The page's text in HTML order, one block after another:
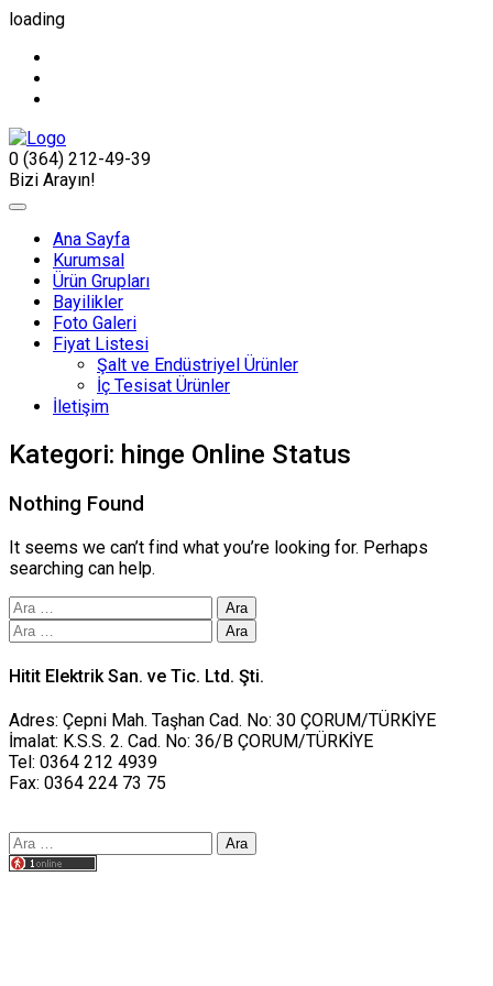
loading
0 (364) 212-49-39
Bizi Arayın!
Ana Sayfa
Kurumsal
Ürün Grupları
Bayilikler
Foto Galeri
Fiyat Listesi
Şalt ve Endüstriyel Ürünler
İç Tesisat Ürünler
İletişim
Kategori: hinge Online Status
Nothing Found
It seems we can’t find what you’re looking for. Perhaps
searching can help.
Arama:
Arama:
Hitit Elektrik San. ve Tic. Ltd. Şti.
Adres: Çepni Mah. Taşhan Cad. No: 30 ÇORUM/TÜRKİYE
İmalat: K.S.S. 2. Cad. No: 36/B ÇORUM/TÜRKİYE
Tel: 0364 212 4939
Fax: 0364 224 73 75
Arama: